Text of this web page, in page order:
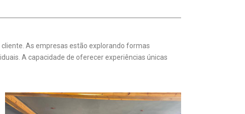
As empresas estão explorando formas
A capacidade de oferecer experiências únicas